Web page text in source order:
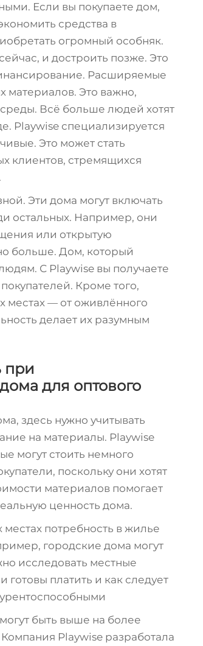
Если вы покупаете дом,
средства в
огромный особняк.
и достроить позже. Это
Расширяемые
материалов. Это важно,
Всё больше людей хотят
Playwise специализируется
Это может стать
клиентов, стремящихся
Эти дома могут включать
остальных. Например, они
или открытую
больше. Дом, который
С Playwise вы получаете
Кроме того,
местах — от оживлённого
делает их разумным
при
для оптового
здесь нужно учитывать
на материалы. Playwise
могут стоить немного
поскольку они хотят
материалов помогает
ценность дома.
потребность в жилье
городские дома могут
исследовать местные
готовы платить и как следует
быть выше на более
Playwise разработала